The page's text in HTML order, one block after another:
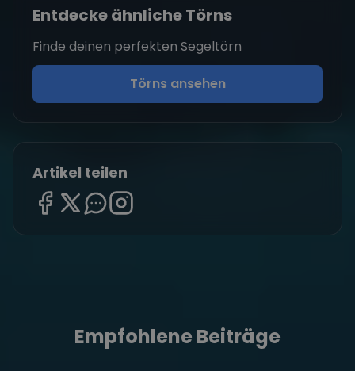
Entdecke ähnliche Törns
Finde deinen perfekten Segeltörn
Törns ansehen
Artikel teilen
Empfohlene Beiträge